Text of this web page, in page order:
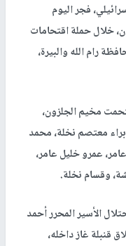
فجر اليوم
خلال حملة اقتحامات
رام الله والبيرة،
مخيم الجلزون،
معتصم نخلة، محمد
عمرو خليل عامر،
وقسام نخلة.
الأسير المحرر أحمد
قنبلة غاز داخله،